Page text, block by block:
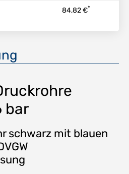
84,82 €*
bar
schwarz mit blauen